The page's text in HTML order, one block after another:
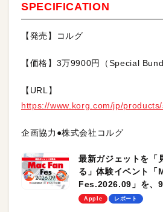
SPECIFICATION
【発売】コルグ
【価格】3万9900円（Special
【URL】
https://www.korg.com/jp/
企画協力●株式会社コルグ
最新ガジェットを「
る」体験イベント「
Fes.2026.09」を、
します！
Apple レポート